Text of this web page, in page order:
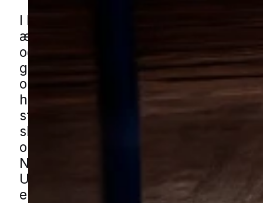
I blandede boligområder med både
ældre huse kan møl gemme sig i alt
og depotrum til mindre bygninger
garager og udhuse, hvor tekstiler eller
opbevarede varer står længe. Haver
hække, buskads og kompost samt
strøg omkring boliger kan også være
skabe rolige omgivelser, hvor
opdages med det samme. Du kan få
Nørre Nebel gennem vores lokale
Udfyld blot formularen, så forbinder
en lokal specialist.